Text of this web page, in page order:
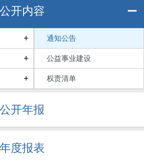
开内容
+ 通知公告
+ 公益事业建设
+ 权责清单
开年报
度报表